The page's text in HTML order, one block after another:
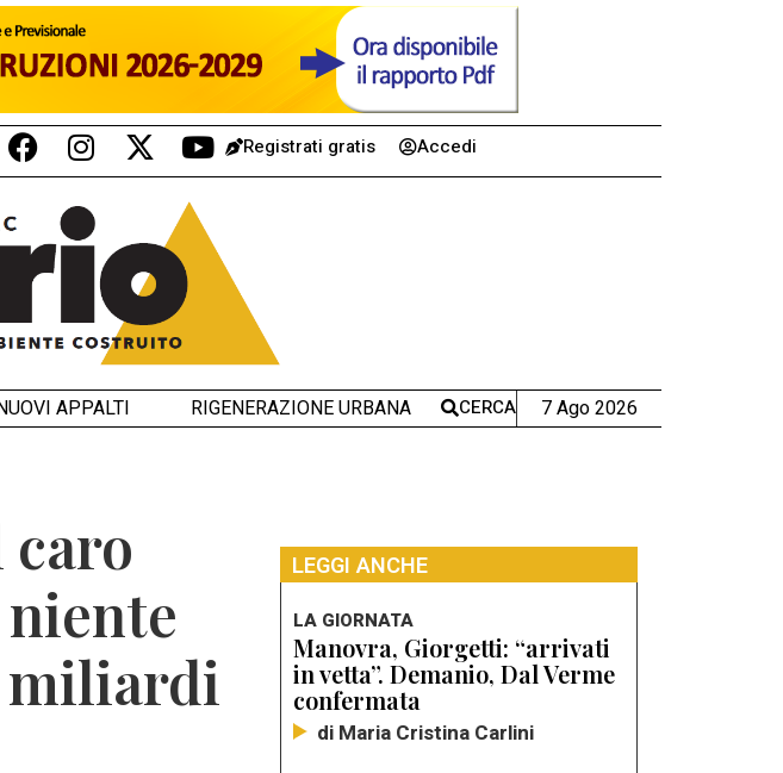
Registrati gratis Accedi
APPALTI RIGENERAZIONE URBANA CERCA 7 Ago 2026
caro
miliardi
LEGGI ANCHE
LA GIORNATA
Manovra, Giorgetti: “arrivati
in vetta”. Demanio, Dal Verme
confermata
di Maria Cristina Carlini